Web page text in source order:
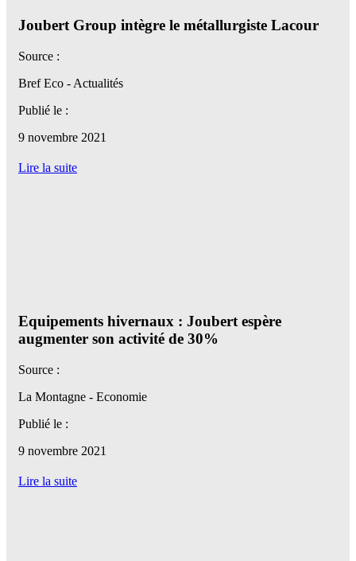
Joubert Group intègre le métallurgiste Lacour
Source :
Bref Eco - Actualités
Publié le :
9 novembre 2021
Lire la suite
Equipements hivernaux : Joubert espère
augmenter son activité de 30%
Source :
La Montagne - Economie
Publié le :
9 novembre 2021
Lire la suite